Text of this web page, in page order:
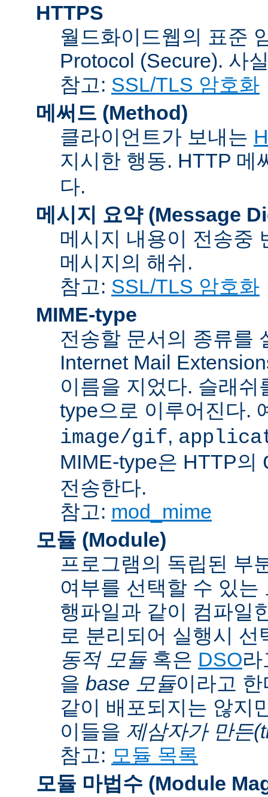
HTTPS
월드화이드웹의 표준
Protocol (Secure). 사
참고: SSL/TLS 암호화
메써드 (Method)
클라이언트가 보내는
지시한 행동. HTTP 메
다.
메시지 요약 (Message
메시지 내용이 전송중
메시지의 해쉬.
참고: SSL/TLS 암호화
MIME-type
전송할 문서의 종류를
Internet Mail
이름을 지었다. 슬래
type으로 이루어진다.
image/gif,
MIME-type은 HTTP의
전송한다.
참고: mod_mime
모듈 (Module)
프로그램의 독립된 부
여부를 선택할 수 있
행파일과 같이 컴파일
로 분리되어 실행시
동적 모듈혹은 DSO
을 base 모듈이라고
같이 배포되지는 않지
이들을 제삼자가 만든
참고: 모듈 목록
모듈 마법수 (Module